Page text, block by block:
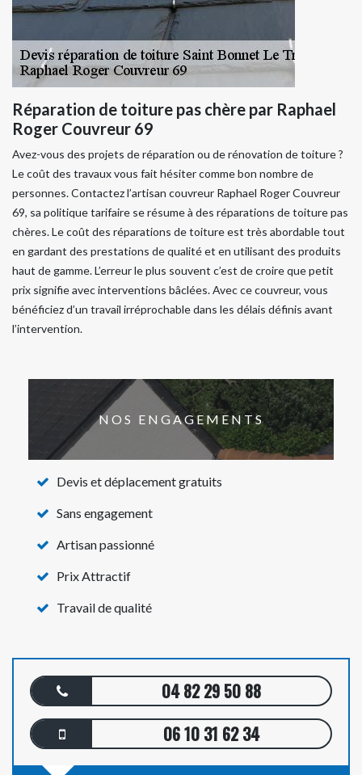
Réparation de toiture pas chère par Raphael
Roger Couvreur 69
Avez-vous des projets de réparation ou de rénovation de toiture ?
Le coût des travaux vous fait hésiter comme bon nombre de
personnes. Contactez l’artisan couvreur Raphael Roger Couvreur
69, sa politique tarifaire se résume à des réparations de toiture pas
chères. Le coût des réparations de toiture est très abordable tout
en gardant des prestations de qualité et en utilisant des produits
haut de gamme. L’erreur le plus souvent c’est de croire que petit
prix signifie avec interventions bâclées. Avec ce couvreur, vous
bénéficiez d’un travail irréprochable dans les délais définis avant
l’intervention.
NOS ENGAGEMENTS
Devis et déplacement gratuits
Sans engagement
Artisan passionné
Prix Attractif
Travail de qualité
04 82 29 50 88
06 10 31 62 34